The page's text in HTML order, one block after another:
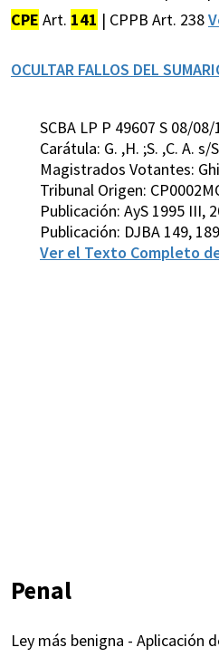
CPE Art. 141 | CPPB Art. 238
OCULTAR FALLOS DEL
SCBA LP P 49607 S 08/
Carátula: G. ,H. ;S. ,C. A.
Magistrados Votantes:
Tribunal Origen:
Publicación: AyS 1995 III,
Publicación: DJBA 149, 189
Ver el Texto Completo
Penal
Ley más benigna - Aplicación